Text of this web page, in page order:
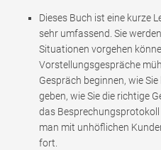
Dieses Buch ist eine kurze
sehr umfassend. Sie
Situationen vorgehen
Vorstellungsgespräche
Gespräch beginnen, wie
geben, wie Sie die richtige
das
man mit unhöflichen
fort.